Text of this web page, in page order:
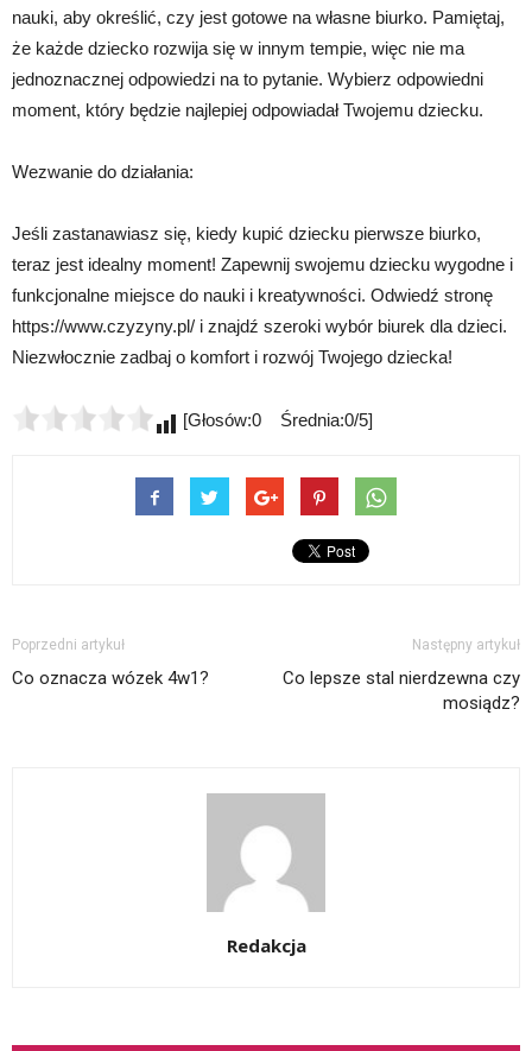
nauki, aby określić, czy jest gotowe na własne biurko. Pamiętaj,
że każde dziecko rozwija się w innym tempie, więc nie ma
jednoznacznej odpowiedzi na to pytanie. Wybierz odpowiedni
moment, który będzie najlepiej odpowiadał Twojemu dziecku.
Wezwanie do działania:
Jeśli zastanawiasz się, kiedy kupić dziecku pierwsze biurko,
teraz jest idealny moment! Zapewnij swojemu dziecku wygodne i
funkcjonalne miejsce do nauki i kreatywności. Odwiedź stronę
https://www.czyzyny.pl/ i znajdź szeroki wybór biurek dla dzieci.
Niezwłocznie zadbaj o komfort i rozwój Twojego dziecka!
[Głosów:0 Średnia:0/5]
Poprzedni artykuł
Co oznacza wózek 4w1?
Następny artykuł
Co lepsze stal nierdzewna czy
mosiądz?
Redakcja